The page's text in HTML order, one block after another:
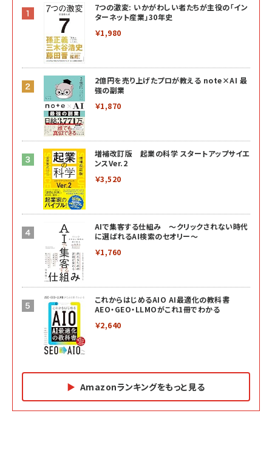
7つの激変: いかがわしい者たちが主役の「イン
ターネット産業」30年史
￥1,980
2億円を売り上げたプロが教える note×AI 最
強の副業
￥1,870
増補改訂版 起業の科学 スタートアップサイエ
ンスVer.2
￥3,520
AIで集客する仕組み ～クリックされない時代
に選ばれるAI検索のセオリー～
￥1,760
これからはじめるAIO AI最適化の教科書
AEO・GEO・LLMOがこれ1冊でわかる
￥2,640
Amazonランキングをもっと見る